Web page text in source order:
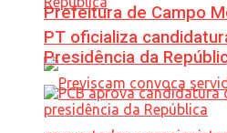
Prefeitura de Campo
PT oficializa
Presidência da